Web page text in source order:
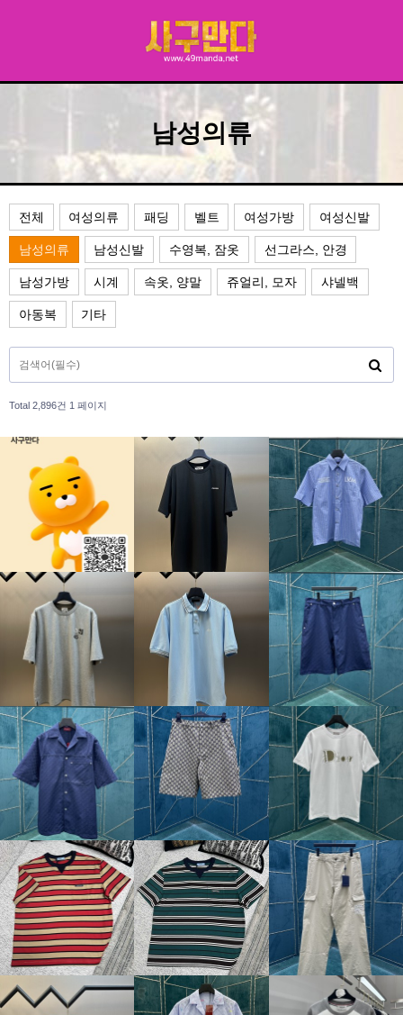
남성의류
전체 여성의류 패딩 벨트 여성가방 여성신발
남성의류 남성신발 수영복, 잠옷 선그라스, 안경
남성가방 시계 속옷, 양말 쥬얼리, 모자 샤넬백
아동복 기타
Total 2,896건 1 페이지